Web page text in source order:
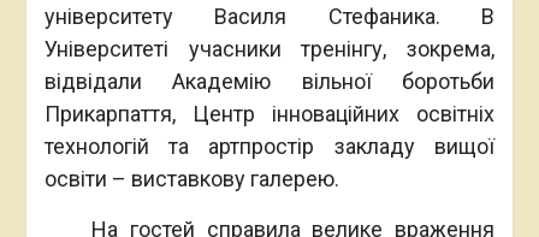
університету Василя Стефаника. В
Університеті учасники тренінгу, зокрема,
відвідали Академію вільної боротьби
Прикарпаття, Центр інноваційних освітніх
технологій та артпростір закладу вищої
освіти – виставкову галерею.
На гостей справила велике враження